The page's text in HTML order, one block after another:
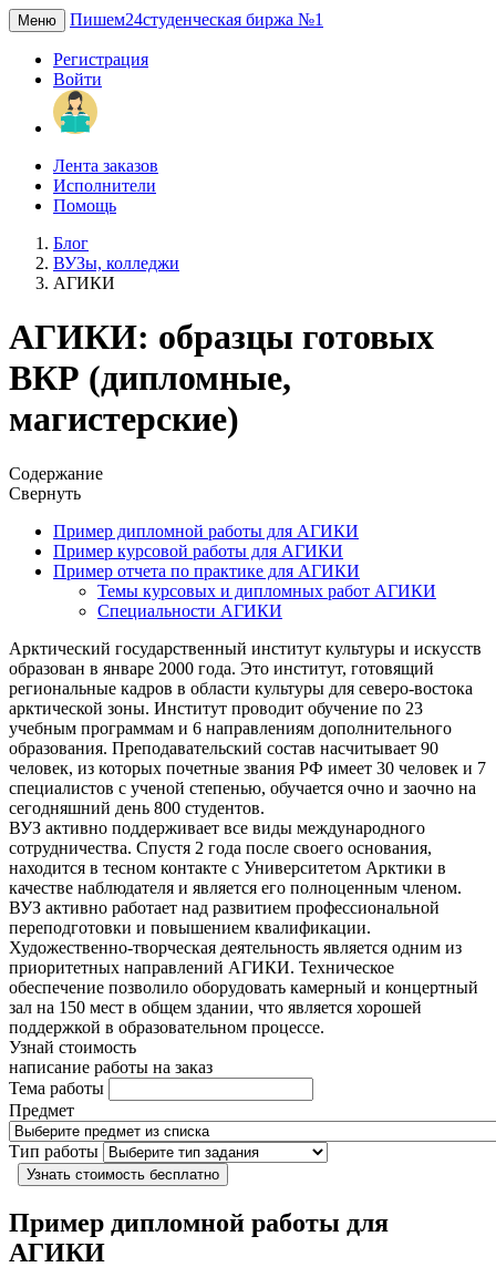
Меню Пишем24студенческая биржа №1
Регистрация
Войти
Лента заказов
Исполнители
Помощь
Блог
ВУЗы, колледжи
АГИКИ
АГИКИ: образцы готовых
ВКР (дипломные,
магистерские)
Содержание
Свернуть
Пример дипломной работы для АГИКИ
Пример курсовой работы для АГИКИ
Пример отчета по практике для АГИКИ
Темы курсовых и дипломных работ АГИКИ
Специальности АГИКИ
Арктический государственный институт культуры и искусств
образован в январе 2000 года. Это институт, готовящий
региональные кадров в области культуры для северо-востока
арктической зоны. Институт проводит обучение по 23
учебным программам и 6 направлениям дополнительного
образования. Преподавательский состав насчитывает 90
человек, из которых почетные звания РФ имеет 30 человек и 7
специалистов с ученой степенью, обучается очно и заочно на
сегодняшний день 800 студентов.
ВУЗ активно поддерживает все виды международного
сотрудничества. Спустя 2 года после своего основания,
находится в тесном контакте с Университетом Арктики в
качестве наблюдателя и является его полноценным членом.
ВУЗ активно работает над развитием профессиональной
переподготовки и повышением квалификации.
Художественно-творческая деятельность является одним из
приоритетных направлений АГИКИ. Техническое
обеспечение позволило оборудовать камерный и концертный
зал на 150 мест в общем здании, что является хорошей
поддержкой в образовательном процессе.
Узнай стоимость
написание работы на заказ
Тема работы
Предмет
Тип работы
Узнать стоимость бесплатно
Пример дипломной работы для
АГИКИ